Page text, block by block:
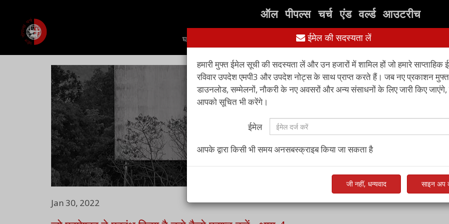
ऑल पीपल्स चर्च एंड वर्ल्ड आउटरीच
घर पुस्तकें संपर्क करें
Jan 30, 2022
ईमेल की सदस्यता लें
हमारी मुफ्त ईमेल सूची की सदस्यता लें और उन हजारों में शामिल हों जो हमारे साप्ताहिक
रविवार उपदेश एमपी3 और उपदेश नोट्स के साथ प्राप्त करते हैं। जब नए प्रकाशन मुफ्त
डाउनलोड, सम्मेलनों, नौकरी के नए अवसरों और अन्य संसाधनों के लिए जारी किए जाएंगे,
आपको सूचित भी करेंगे।
ईमेल
आपके द्वारा किसी भी समय अनसबस्क्राइब किया जा सकता है
जी नहीं, धन्यवाद साइन अप